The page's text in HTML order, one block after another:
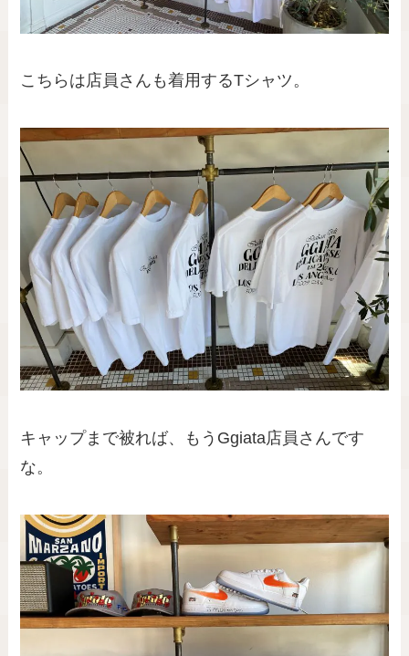
こちらは店員さんも着用するTシャツ。
キャップまで被れば、もうGgiata店員さんです
な。